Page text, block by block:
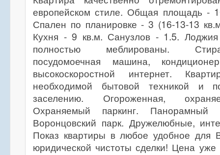
европейском стиле. Общая площадь -
Спален по планировке - 3 (16-13-13
Кухня - 9 кв.м. Санузлов - 1.5.
полностью меблированы.
посудомоечная машина,
высокоскоростной интернет.
необходимой бытовой техникой и
заселению. Огороженная,
Охраняемый паркинг.
Воронцовский парк. Дружелюбные,
Показ квартиры в любое удобное для
юридической чистоты сделки! Цена